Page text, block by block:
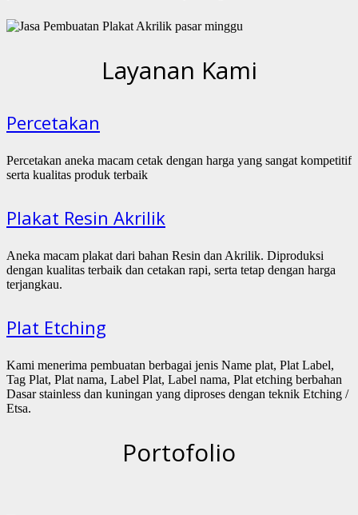
Layanan Kami
Percetakan
Percetakan aneka macam cetak dengan harga yang sangat kompetitif
serta kualitas produk terbaik
Plakat Resin Akrilik
Aneka macam plakat dari bahan Resin dan Akrilik. Diproduksi
dengan kualitas terbaik dan cetakan rapi, serta tetap dengan harga
terjangkau.
Plat Etching
Kami menerima pembuatan berbagai jenis Name plat, Plat Label,
Tag Plat, Plat nama, Label Plat, Label nama, Plat etching berbahan
Dasar stainless dan kuningan yang diproses dengan teknik Etching /
Etsa.
Portofolio